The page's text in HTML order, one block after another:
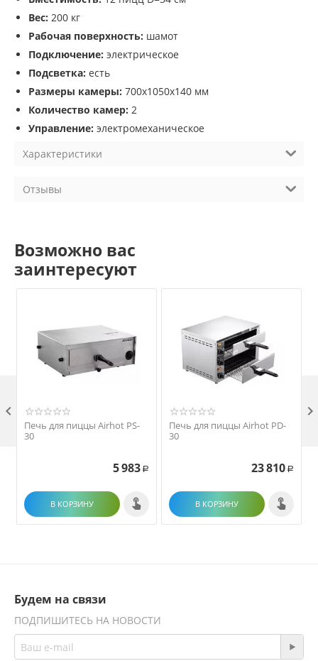
Вес: 200 кг
Рабочая поверхность: шамот
Подключение: электрическое
Подсветка: есть
Размеры камеры: 700x1050х140 мм
Количество камер: 2
Управление: электромеханическое
Характеристики
Отзывы
Возможно вас
заинтересуют
Печь для пиццы Airhot PS-
30
5 983 Р
В КОРЗИНУ
Печь для пиццы Airhot PD-
30
23 810 Р
В КОРЗИНУ
 
Будем на связи
ПОДПИШИТЕСЬ НА НОВОСТИ